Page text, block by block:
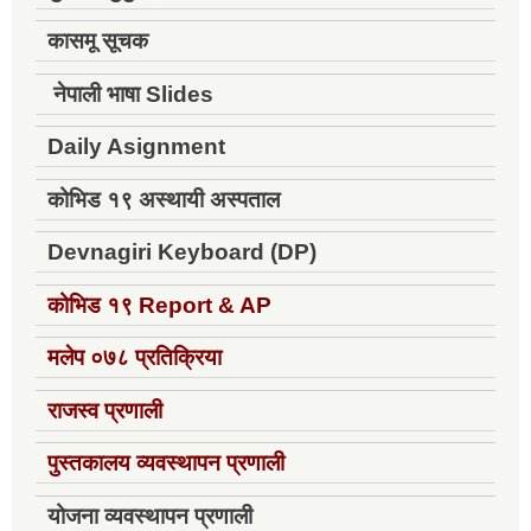
कासमू सूचक
नेपाली भाषा Slides
Daily Asignment
कोभिड १९ अस्थायी अस्पताल
Devnagiri Keyboard (DP)
कोभिड १९ Report & AP
मलेप ०७८ प्रतिक्रिया
राजस्व प्रणाली
पुस्तकालय व्यवस्थापन प्रणाली
योजना व्यवस्थापन प्रणाली